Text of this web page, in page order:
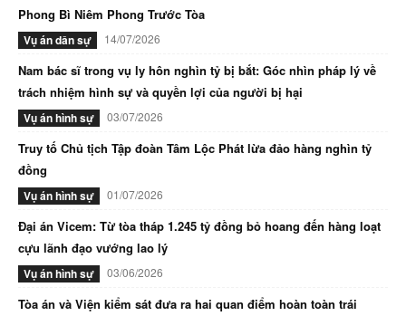
Phong Bì Niêm Phong Trước Tòa
Vụ án dân sự 14/07/2026
Nam bác sĩ trong vụ ly hôn nghìn tỷ bị bắt: Góc nhìn pháp lý về
trách nhiệm hình sự và quyền lợi của người bị hại
Vụ án hình sự 03/07/2026
Truy tố Chủ tịch Tập đoàn Tâm Lộc Phát lừa đảo hàng nghìn tỷ
đồng
Vụ án hình sự 01/07/2026
Đại án Vicem: Từ tòa tháp 1.245 tỷ đồng bỏ hoang đến hàng loạt
cựu lãnh đạo vướng lao lý
Vụ án hình sự 03/06/2026
Tòa án và Viện kiểm sát đưa ra hai quan điểm hoàn toàn trái